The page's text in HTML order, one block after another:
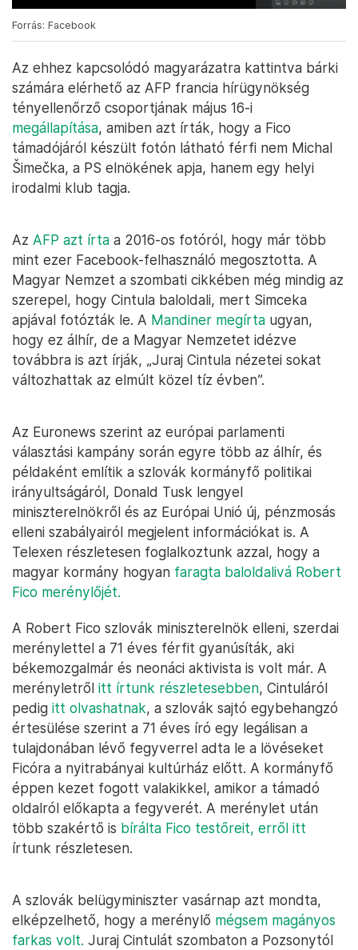
Forrás: Facebook
Az ehhez kapcsolódó magyarázatra kattintva bárki
számára elérhető az AFP francia hírügynökség
tényellenőrző csoportjának május 16-i
megállapítása, amiben azt írták, hogy a Fico
támadójáról készült fotón látható férfi nem Michal
Šimečka, a PS elnökének apja, hanem egy helyi
irodalmi klub tagja.
Az AFP azt írta a 2016-os fotóról, hogy már több
mint ezer Facebook-felhasználó megosztotta. A
Magyar Nemzet a szombati cikkében még mindig az
szerepel, hogy Cintula baloldali, mert Simceka
apjával fotózták le. A Mandiner megírta ugyan,
hogy ez álhír, de a Magyar Nemzetet idézve
továbbra is azt írják, „Juraj Cintula nézetei sokat
változhattak az elmúlt közel tíz évben”.
Az Euronews szerint az európai parlamenti
választási kampány során egyre több az álhír, és
példaként említik a szlovák kormányfő politikai
irányultságáról, Donald Tusk lengyel
miniszterelnökről és az Európai Unió új, pénzmosás
elleni szabályairól megjelent információkat is. A
Telexen részletesen foglalkoztunk azzal, hogy a
magyar kormány hogyan faragta baloldalivá Robert
Fico merénylőjét.
A Robert Fico szlovák miniszterelnök elleni, szerdai
merénylettel a 71 éves férfit gyanúsíták, aki
békemozgalmár és neonáci aktivista is volt már. A
merényletről itt írtunk részletesebben, Cintuláról
pedig itt olvashatnak, a szlovák sajtó egybehangzó
értesülése szerint a 71 éves író egy legálisan a
tulajdonában lévő fegyverrel adta le a lövéseket
Ficóra a nyitrabányai kultúrház előtt. A kormányfő
éppen kezet fogott valakikkel, amikor a támadó
oldalról előkapta a fegyverét. A merénylet után
több szakértő is bírálta Fico testőreit, erről itt
írtunk részletesen.
A szlovák belügyminiszter vasárnap azt mondta,
elképzelhető, hogy a merénylő mégsem magányos
farkas volt. Juraj Cintulát szombaton a Pozsonytól